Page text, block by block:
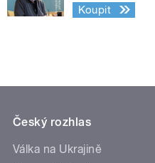
Koupit
Český rozhlas
Válka na Ukrajině